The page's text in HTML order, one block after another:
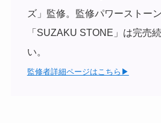
ズ」監修。監修パワーストー
「SUZAKU STONE」は完売
い。
監修者詳細ページはこちら▶